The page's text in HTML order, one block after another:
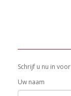
Schrijf u nu in
Uw naam